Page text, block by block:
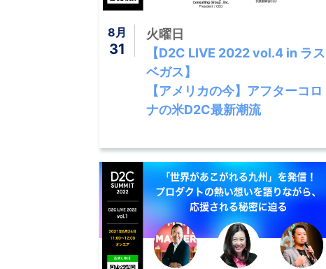
8月
31
火曜日
【D2C LIVE 2022 vol.4 in ラス
ベガス】
【アメリカの今】アフターコロ
ナの米D2C最新潮流